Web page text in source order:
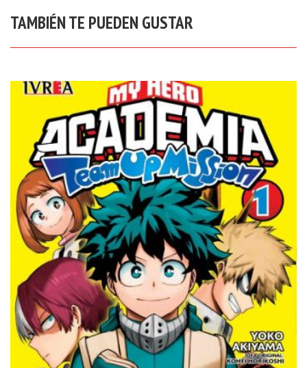
TAMBIÉN TE PUEDEN GUSTAR